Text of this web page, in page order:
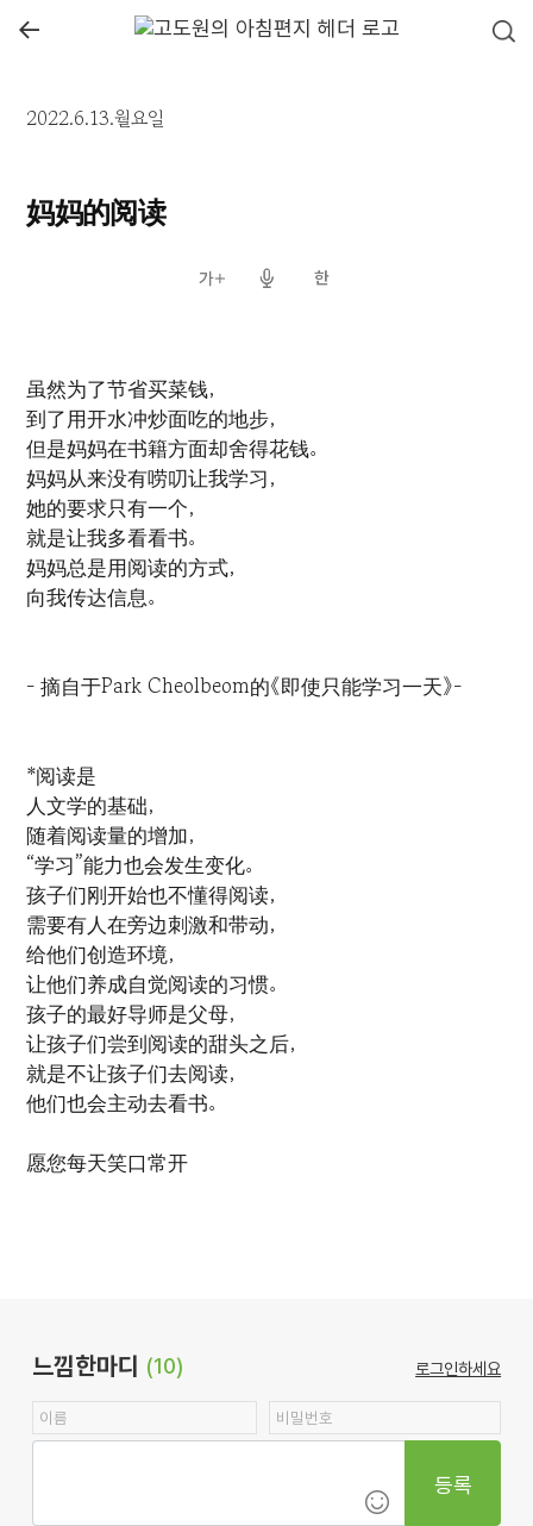
←
2022.6.13.월요일
妈妈的阅读
虽然为了节省买菜钱，
到了用开水冲炒面吃的地步，
但是妈妈在书籍方面却舍得花钱。
妈妈从来没有唠叨让我学习，
她的要求只有一个，
就是让我多看看书。
妈妈总是用阅读的方式，
向我传达信息。
- 摘自于Park Cheolbeom的《即使只能学习一天》-
*阅读是
人文学的基础，
随着阅读量的增加，
“学习”能力也会发生变化。
孩子们刚开始也不懂得阅读，
需要有人在旁边刺激和带动，
给他们创造环境，
让他们养成自觉阅读的习惯。
孩子的最好导师是父母，
让孩子们尝到阅读的甜头之后，
就是不让孩子们去阅读，
他们也会主动去看书。
愿您每天笑口常开
느낌한마디 (10) 로그인하세요
등록